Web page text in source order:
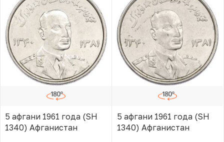
5 афгани 1961 года (SH
1340) Афганистан
5 афгани 1961 года (SH
1340) Афганистан